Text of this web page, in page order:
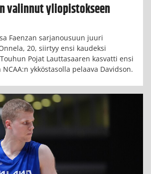
valinnut yliopistokseen
Faenzan sarjanousuun juuri
20, siirtyy ensi kaudeksi
Pojat Lauttasaaren kasvatti ensi
ykköstasolla pelaava Davidson.